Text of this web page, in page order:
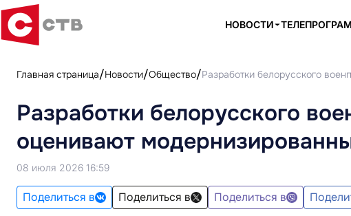
НОВОСТИ
Главная страница Новости Общество Разработки белорусского
Разработки белорусского
оценивают
08 июля 2026 16:59
Поделиться в Поделиться в Поделиться в